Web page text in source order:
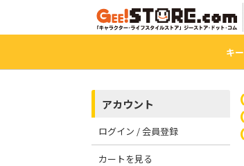
キ
アカウント
ログイン / 会員登録
カートを見る